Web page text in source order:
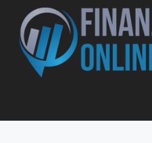
Inhalt
springen